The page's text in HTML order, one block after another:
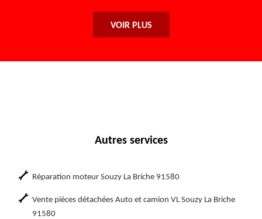
VOIR PLUS
Autres services
Réparation moteur Souzy La Briche 91580
Vente pièces détachées Auto et camion VL Souzy La Briche
91580